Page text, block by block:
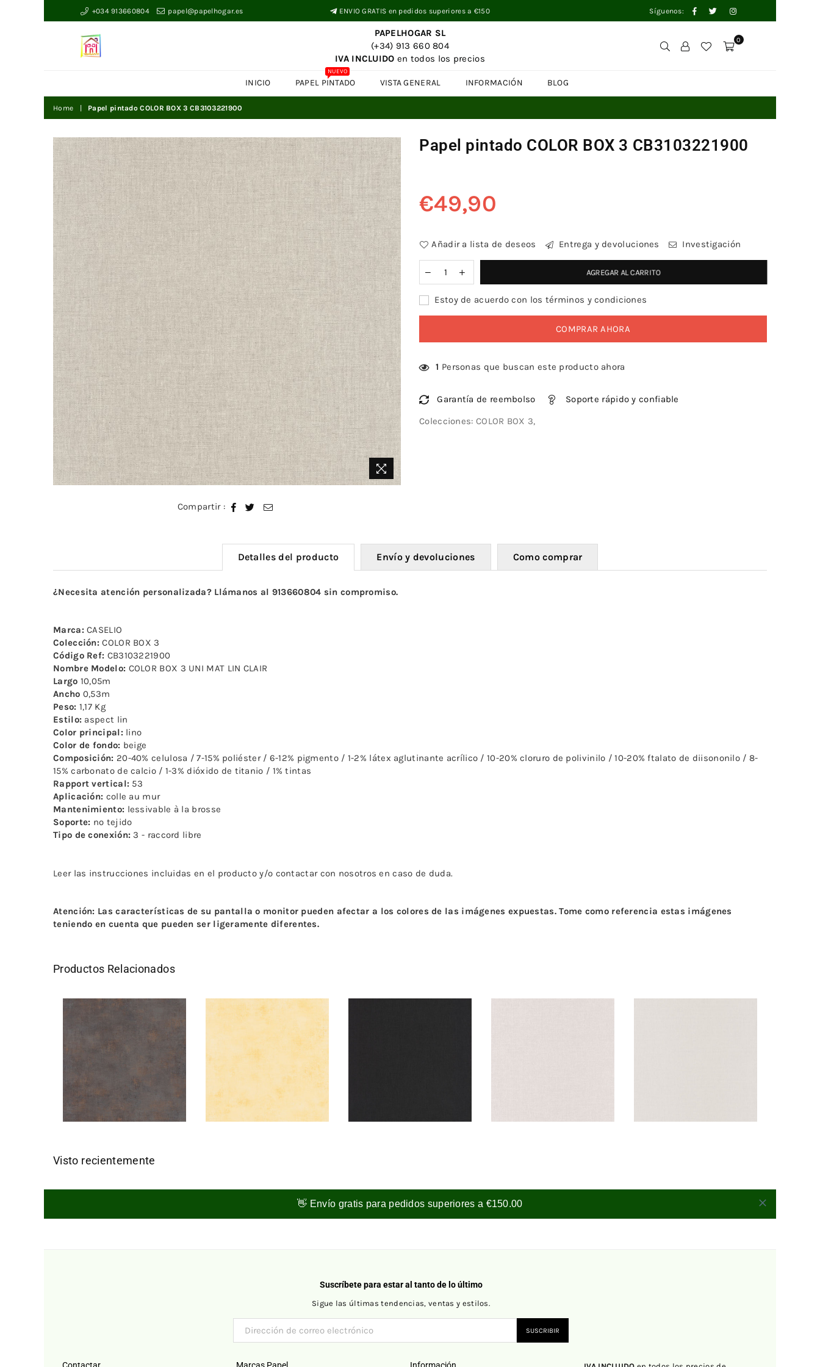
+034 913660804 papel@papelhogar.es ENVIO GRATIS en pedidos superiores a €150 Síguenos: Facebook
TwitterInstagram
PAPELHOGAR SL
(+34) 913 660 804
IVA INCLUIDO en todos los precios
0
INICIO PAPEL PINTADO
NUEVO
VISTA GENERAL INFORMACIÓN BLOG
Home Papel pintado COLOR BOX 3 CB3103221900
Compartir :
Papel pintado COLOR BOX 3 CB3103221900
Precio
€49,90
Añadir a lista de deseos Entrega y devoluciones Investigación
AGREGAR AL CARRITO
Estoy de acuerdo con los términos y condiciones
COMPRAR AHORA
1 Personas que buscan este producto ahora
Garantía de reembolso
Soporte rápido y confiable
Colecciones: COLOR BOX 3,
Detalles del producto Envío y devoluciones Como comprar
¿Necesita atención personalizada? Llámanos al 913660804 sin compromiso.
Marca:CASELIO
Colección:COLOR BOX 3
Código Ref: CB3103221900
Nombre Modelo: COLOR BOX 3 UNI MAT LIN CLAIR
Largo 10,05m
Ancho 0,53m
Peso: 1,17 Kg
Estilo: aspect lin
Color principal: lino
Color de fondo: beige
Composición: 20-40% celulosa / 7-15% poliéster / 6-12% pigmento / 1-2% látex aglutinante acrílico / 10-20% cloruro de polivinilo / 10-20% ftalato de diisononilo / 8-
15% carbonato de calcio / 1-3% dióxido de titanio / 1% tintas
Rapport vertical: 53
Aplicación: colle au mur
Mantenimiento: lessivable à la brosse
Soporte: no tejido
Tipo de conexión:3 - raccord libre
Leer las instrucciones incluidas en el producto y/o contactar con nosotros en caso de duda.
Atención: Las características de su pantalla o monitor pueden afectar a los colores de las imágenes expuestas. Tome como referencia estas imágenes
teniendo en cuenta que pueden ser ligeramente diferentes.
Productos Relacionados
Visto recientemente
👋 Envío gratis para pedidos superiores a €150.00
Suscríbete para estar al tanto de lo último
Sigue las últimas tendencias, ventas y estilos.
SUSCRIBIR